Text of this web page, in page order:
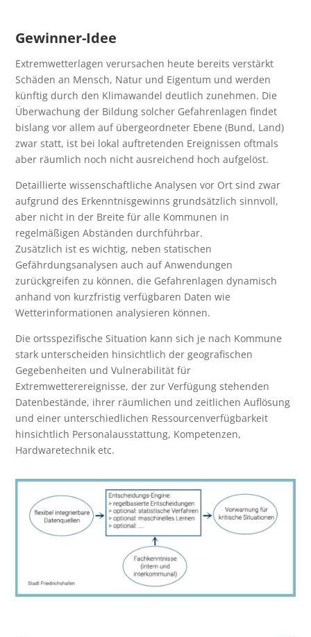
Gewinner-Idee
Extremwetterlagen verursachen heute bereits verstärkt
Schäden an Mensch, Natur und Eigentum und werden
künftig durch den Klimawandel deutlich zunehmen. Die
Überwachung der Bildung solcher Gefahrenlagen findet
bislang vor allem auf übergeordneter Ebene (Bund, Land)
zwar statt, ist bei lokal auftretenden Ereignissen oftmals
aber räumlich noch nicht ausreichend hoch aufgelöst.
Detaillierte wissenschaftliche Analysen vor Ort sind zwar
aufgrund des Erkenntnisgewinns grundsätzlich sinnvoll,
aber nicht in der Breite für alle Kommunen in
regelmäßigen Abständen durchführbar.
Zusätzlich ist es wichtig, neben statischen
Gefährdungsanalysen auch auf Anwendungen
zurückgreifen zu können, die Gefahrenlagen dynamisch
anhand von kurzfristig verfügbaren Daten wie
Wetterinformationen analysieren können.
Die ortsspezifische Situation kann sich je nach Kommune
stark unterscheiden hinsichtlich der geografischen
Gegebenheiten und Vulnerabilität für
Extremwetterereignisse, der zur Verfügung stehenden
Datenbestände, ihrer räumlichen und zeitlichen Auflösung
und einer unterschiedlichen Ressourcenverfügbarkeit
hinsichtlich Personalausstattung, Kompetenzen,
Hardwaretechnik etc.